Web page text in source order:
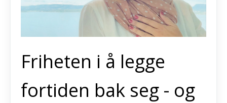
Friheten i å legge
fortiden bak seg - og